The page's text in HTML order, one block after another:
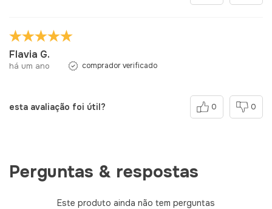
Flavia G.
há um ano comprador verificado
esta avaliação foi útil? 0 0
Perguntas & respostas
Este produto ainda não tem perguntas